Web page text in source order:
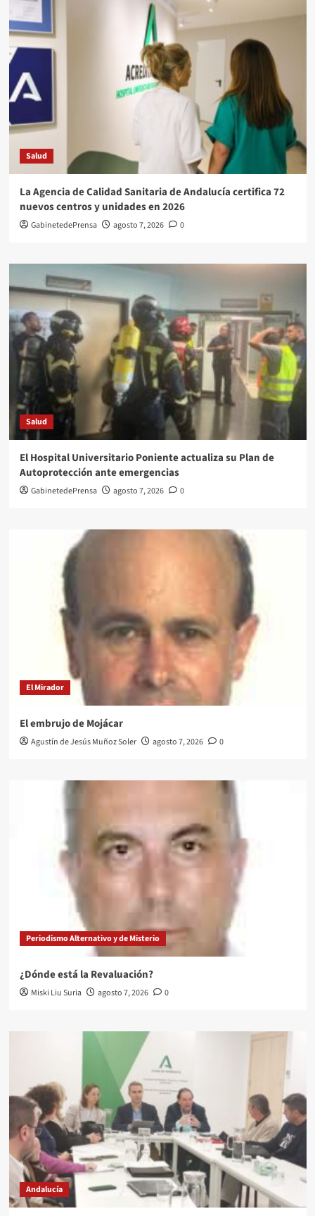
Salud
La Agencia de Calidad Sanitaria de Andalucía certifica 72
nuevos centros y unidades en 2026
GabinetedePrensa agosto 7, 2026 0
Salud
El Hospital Universitario Poniente actualiza su Plan de
Autoprotección ante emergencias
GabinetedePrensa agosto 7, 2026 0
El Mirador
El embrujo de Mojácar
Agustín de Jesús Muñoz Soler agosto 7, 2026 0
Periodismo Alternativo y de Misterio
¿Dónde está la Revaluación?
Miski Liu Suria agosto 7, 2026 0
Andalucía